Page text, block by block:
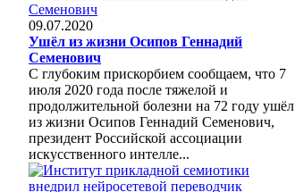
09.07.2020
Ушёл из жизни Осипов Геннадий
Семенович
С глубоким прискорбием сообщаем, что 7
июля 2020 года после тяжелой и
продолжительной болезни на 72 году ушёл
из жизни Осипов Геннадий Семенович,
президент Российской ассоциации
искусственного интелле...